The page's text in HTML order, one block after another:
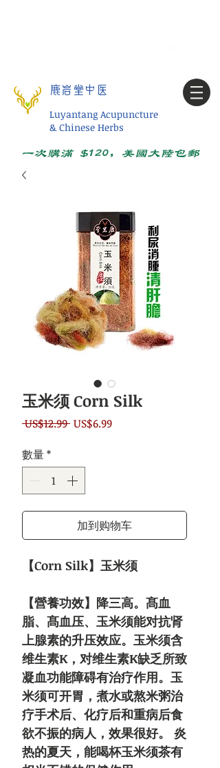
鹿岩堂中医
Luyantang Acupuncture
& Chinese Herbs
一次购满 $120，美国大陆包邮
玉米须 Corn Silk
US$12.99 一
格
US$6.99促
數量*
加到购物车
【Corn Silk】玉米须
【營養功效】降三高。髙血
脂、髙血压、玉米须能对抗肾
上腺素的升压效应。玉米须含
维生素K，对维生素K缺乏所致
凝血功能障碍有治疗作用。玉
米须可开胃，煮水或熬米粥治
疗手术后、化疗后和重病后食
欲不振的病人，效果很好。 炎
热的夏天，能喝杯玉米须茶有